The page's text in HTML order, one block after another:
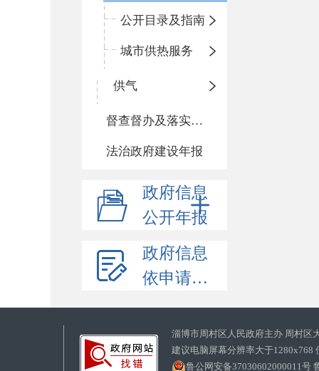
公开目录及指南
城市供热服务
供气
督查督办及落实整改情况
法治政府建设年报
政府信息
公开年报
政府信息
依申请公开
淄博市周村区人民政府主办 周村区
建议电脑屏幕分辨率大于1280x768
鲁公网安备37030602000011号